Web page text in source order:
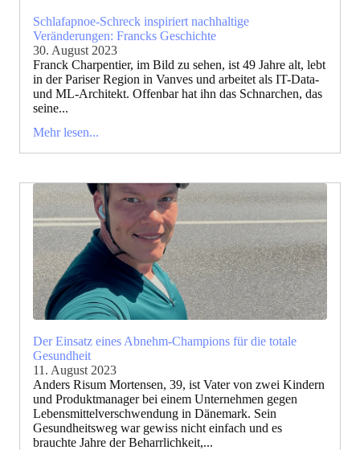
Schlafapnoe-Schreck inspiriert nachhaltige
Veränderungen: Francks Geschichte
30. August 2023
Franck Charpentier, im Bild zu sehen, ist 49 Jahre alt, lebt
in der Pariser Region in Vanves und arbeitet als IT-Data-
und ML-Architekt. Offenbar hat ihn das Schnarchen, das
seine...
Mehr lesen...
Der Einsatz eines Abnehm-Champions für die totale
Gesundheit
11. August 2023
Anders Risum Mortensen, 39, ist Vater von zwei Kindern
und Produktmanager bei einem Unternehmen gegen
Lebensmittelverschwendung in Dänemark. Sein
Gesundheitsweg war gewiss nicht einfach und es
brauchte Jahre der Beharrlichkeit,...